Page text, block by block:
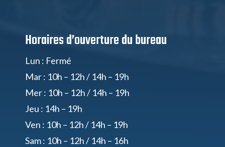
Horaires d’ouverture du bureau
Lun : Fermé
Mar : 10h – 12h / 14h – 19h
Mer : 10h – 12h / 14h – 19h
Jeu : 14h – 19h
Ven : 10h – 12h / 14h – 19h
Sam : 10h – 12h / 14h – 16h